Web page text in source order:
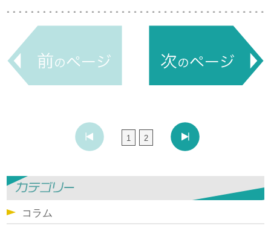
1 2
コラム